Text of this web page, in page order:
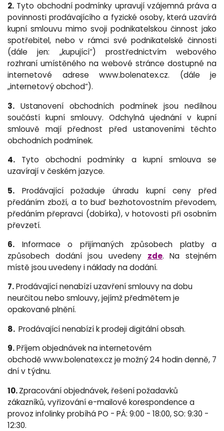
2. Tyto obchodní podmínky upravují vzájemná práva a
povinnosti prodávajícího a fyzické osoby, která uzavírá
kupní smlouvu mimo svoji podnikatelskou činnost jako
spotřebitel, nebo v rámci své podnikatelské činnosti
(dále jen: „kupující“) prostřednictvím webového
rozhraní umístěného na webové stránce dostupné na
internetové adrese www.bolenatex.cz. (dále je
„internetový obchod“).
3. Ustanovení obchodních podmínek jsou nedílnou
součástí kupní smlouvy. Odchylná ujednání v kupní
smlouvě mají přednost před ustanoveními těchto
obchodních podmínek.
4. Tyto obchodní podmínky a kupní smlouva se
uzavírají v českém jazyce.
5. Prodávající požaduje úhradu kupní ceny před
předáním zboží, a to buď bezhotovostním převodem,
předáním přepravci (dobírka), v hotovosti při osobním
převzetí.
6. Informace o přijímaných způsobech platby a
způsobech dodání jsou uvedeny zde. Na stejném
místě jsou uvedeny i náklady na dodání.
7.Prodávající nenabízí uzavření smlouvy na dobu
neurčitou nebo smlouvy, jejímž předmětem je
opakované plnění.
8. Prodávající nenabízí k prodeji digitální obsah.
9.Příjem objednávek na internetovém
obchodě www.bolenatex.cz je možný 24 hodin denně, 7
dní v týdnu.
10.Zpracování objednávek, řešení požadavků
zákazníků, vyřizování e-mailové korespondence a
provoz infolinky probíhá PO - PÁ: 9:00 - 18:00, SO: 9:30 -
12:30.